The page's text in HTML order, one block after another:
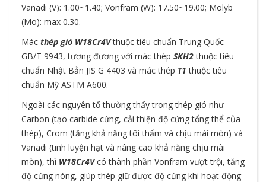
Vanadi (V): 1.00~1.40; Vonfram (W): 17.50~19.00; Molyb
(Mo): max 0.30.
Mác thép gió W18Cr4Vthuộc tiêu chuẩn Trung Quốc
GB/T 9943, tương đương với mác thép SKH2thuộc tiêu
chuẩn Nhật Bản JIS G 4403 và mác thép T1 thuộc tiêu
chuẩn Mỹ ASTM A600.
Ngoài các nguyên tố thường thấy trong thép gió như
Carbon (tạo carbide cứng, cải thiện độ cứng tổng thể của
thép), Crom (tăng khả năng tôi thấm và chịu mài mòn) và
Vanadi (tinh luyện hạt và nâng cao khả năng chịu mài
mòn), thì W18Cr4Vcó thành phần Vonfram vượt trội, tăng
độ cứng nóng, giúp thép giữ được độ cứng khi hoạt động